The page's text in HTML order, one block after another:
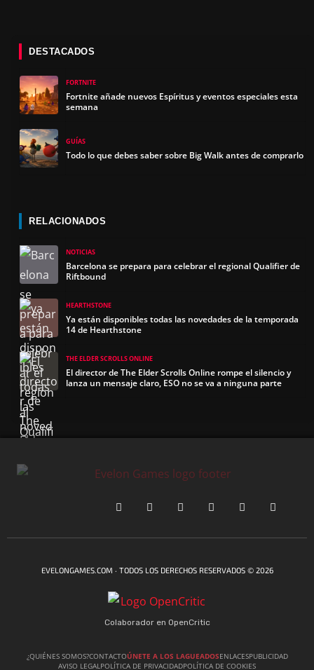
DESTACADOS
FORTNITE
Fortnite añade nuevos Espíritus y eventos especiales esta
semana
GUÍAS
Todo lo que debes saber sobre Big Walk antes de comprarlo
RELACIONADOS
NOTICIAS
Barcelona se prepara para celebrar el regional Qualifier de
Riftbound
HEARTHSTONE
Ya están disponibles todas las novedades de la temporada
14 de Hearthstone
THE ELDER SCROLLS ONLINE
El director de The Elder Scrolls Online rompe el silencio y
lanza un mensaje claro, ESO no se va a ninguna parte
EVELONGAMES.COM · TODOS LOS DERECHOS RESERVADOS © 2026
Colaborador en OpenCritic
¿QUIÉNES SOMOS?CONTACTOÚNETE A LOS LAGUEADOSENLACESPUBLICIDAD
AVISO LEGALPOLÍTICA DE PRIVACIDADPOLÍTICA DE COOKIES